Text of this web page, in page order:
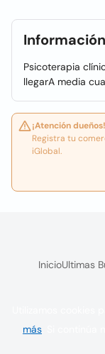
Información
Psicoterapia
llegarA media
¡Atención dueños!
Registra tu
iGlobal.
InicioUltimas
más . Si continúa